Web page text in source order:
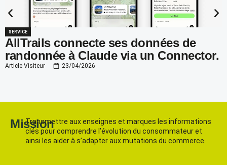
SERVICE
AllTrails connecte ses données de
randonnée à Claude via un Connector.
Article Visiteur 23/04/2026
Mission
Transmettre aux enseignes et marques les informations
clés pour comprendre l’évolution du consommateur et
ainsi les aider à s’adapter aux mutations du commerce.